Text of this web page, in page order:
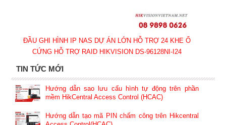
ĐẦU GHI HÌNH IP NAS DỰ ÁN LỚN HỖ TRỢ 24 KHE Ổ
CỨNG HỖ TRỢ RAID HIKVISION DS-96128NI-I24
TIN TỨC MỚI
Hướng dẫn sao lưu cấu hình tự động trên phần
mềm HikCentral Access Control (HCAC)
Hướng dẫn tạo mã PIN chấm công trên Hikcentral